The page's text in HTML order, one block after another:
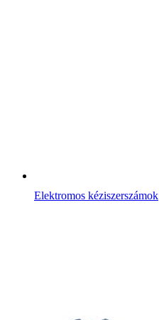
Elektromos kéziszerszámok